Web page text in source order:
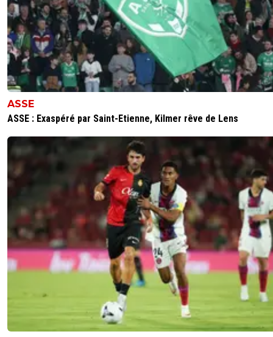
ASSE
ASSE : Exaspéré par Saint-Etienne, Kilmer rêve de Lens